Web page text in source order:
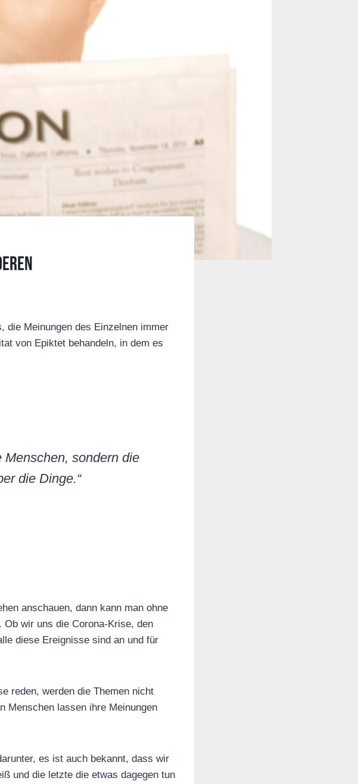
die Meinungen des Einzelnen immer
von Epiktet behandeln, in dem es
Menschen, sondern die
die Dinge.“
anschauen, dann kann man ohne
Ob wir uns die Corona-Krise, den
diese Ereignisse sind an und für
reden, werden die Themen nicht
Menschen lassen ihre Meinungen
es ist auch bekannt, dass wir
und die letzte die etwas dagegen tun